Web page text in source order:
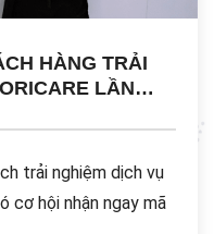
HÀNG TRẢI
LẦN
trải nghiệm dịch vụ
cơ hội nhận ngay mã